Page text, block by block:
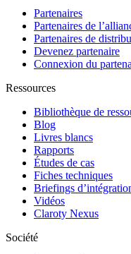
Partenaires
Partenaires de
Partenaires de
Devenez partenaire
Connexion du
Ressources
Bibliothèque de
Blog
Livres blancs
Rapports
Études de cas
Fiches techniques
Briefings
Vidéos
Claroty Nexus
Société